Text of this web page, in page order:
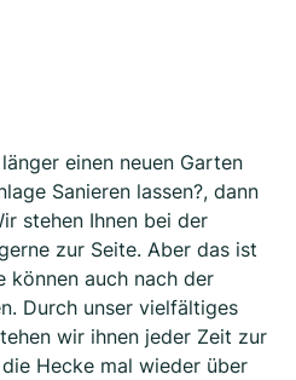
einen neuen Garten
Sanieren lassen?, dann
stehen Ihnen bei der
zur Seite. Aber das ist
können auch nach der
Durch unser vielfältiges
wir ihnen jeder Zeit zur
Hecke mal wieder über